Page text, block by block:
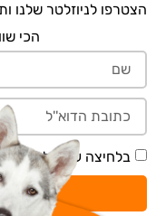
הצטרפו לניוזלטר שלנו
הכי
בלחיצה על 'שליחה'